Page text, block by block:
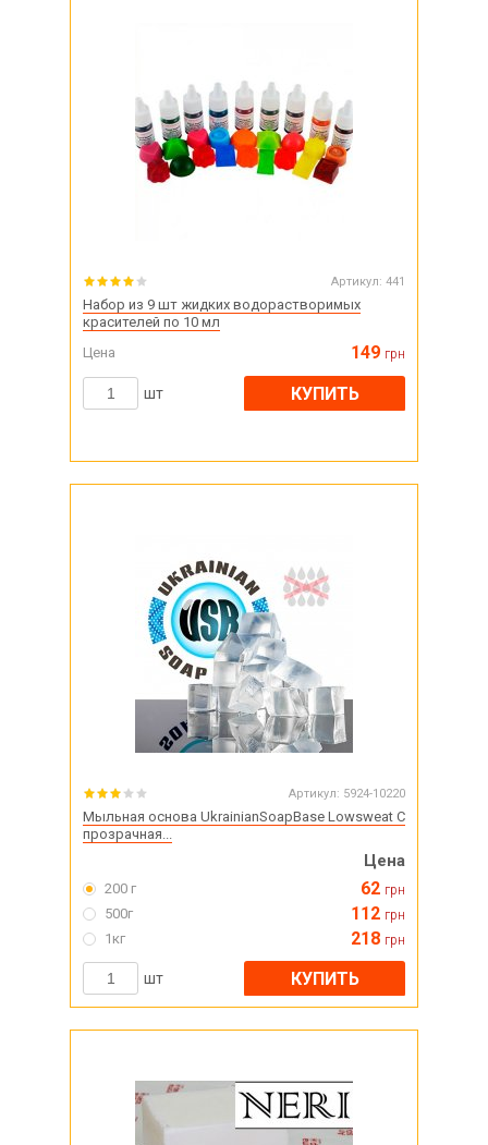
Артикул: 441
Набор из 9 шт жидких водорастворимых
красителей по 10 мл
Цена
149 грн
шт КУПИТЬ
Артикул: 5924-10220
Мыльная основа UkrainianSoapBase Lowsweat C
прозрачная...
Цена
200 г 62 грн
500г 112 грн
1кг 218 грн
шт КУПИТЬ